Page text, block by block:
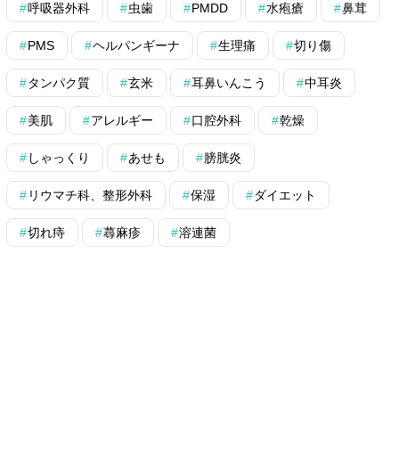
呼吸器外科 虫歯 PMDD 水疱瘡 鼻茸
PMS ヘルパンギーナ 生理痛 切り傷
タンパク質 玄米 耳鼻いんこう 中耳炎
美肌 アレルギー 口腔外科 乾燥
しゃっくり あせも 膀胱炎
リウマチ科、整形外科 保湿 ダイエット
切れ痔 蕁麻疹 溶連菌